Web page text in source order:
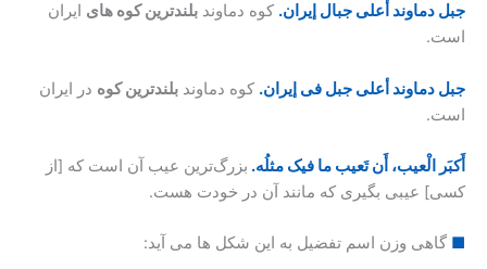
جبل دماوند أعلی جبال إیران. کوه دماوند بلندترین کوه های ایران
است.
جبل دماوند أعلی جبل فی إیران. کوه دماوند بلندترین کوه در ایران
است.
أَکبَر الْعیب، أَن تَعیب ما فیک مثلُه. بزرگ‌ترین عیب آن است که [از
کسی] عیبی بگیری که مانند آن در خودت هست.
■ گاهی وزن اسم تفضیل به این شکل ها می آید: